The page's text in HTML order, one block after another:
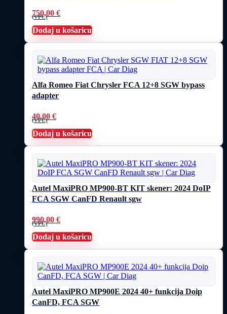
750,00 €
(VPC)
Dodaj u košaricu
Alfa Romeo Fiat Chrysler FCA 12+8 SGW bypass
adapter
40,00 €
(VPC)
Dodaj u košaricu
Autel MaxiPRO MP900-BT KIT skener: 2024 DoIP
FCA SGW CanFD Renault sgw
990,00 €
(VPC)
Dodaj u košaricu
Autel MaxiPRO MP900E 2024 40+ funkcija Doip
CanFD, FCA SGW